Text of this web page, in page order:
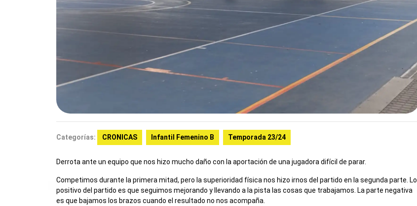
Categorías: CRONICAS Infantil Femenino B Temporada 23/24
Derrota ante un equipo que nos hizo mucho daño con la aportación de una jugadora difícil de parar.
Competimos durante la primera mitad, pero la superioridad física nos hizo irnos del partido en la segunda parte. Lo
positivo del partido es que seguimos mejorando y llevando a la pista las cosas que trabajamos. La parte negativa
es que bajamos los brazos cuando el resultado no nos acompaña.